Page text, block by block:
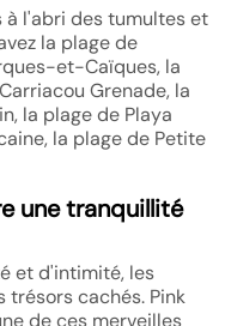
à l'abri des tumultes et
la plage de
et-Caïques, la
Grenade, la
la plage de Playa
la plage de Petite
une tranquillité
et d'intimité, les
trésors cachés. Pink
de ces merveilles